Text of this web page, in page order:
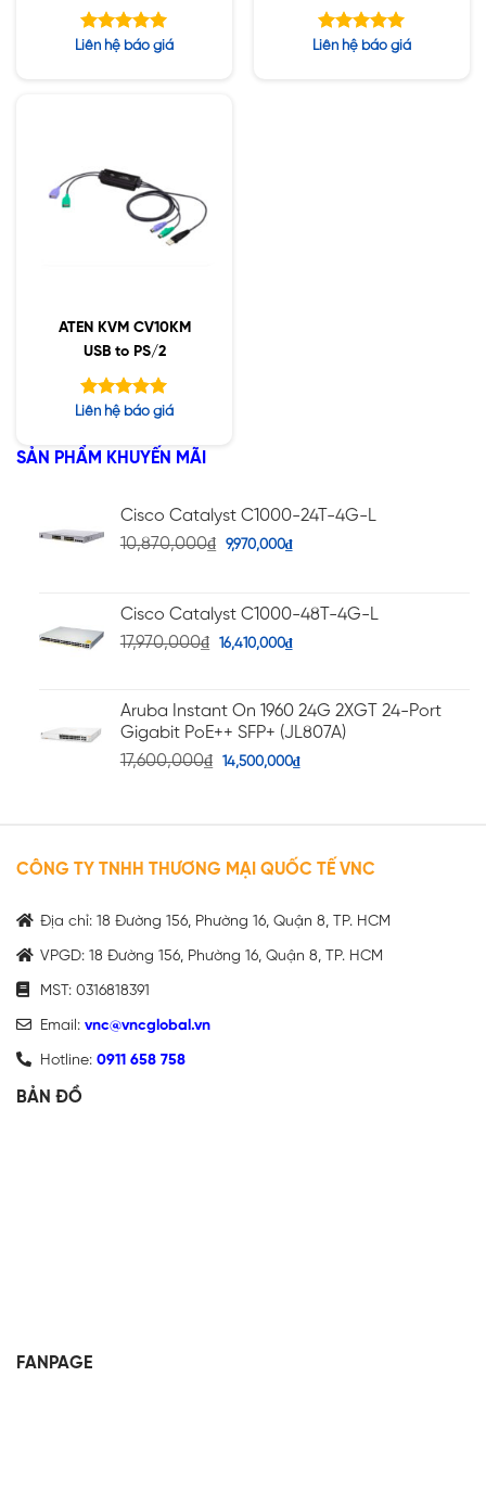
Media
Được xếp
Liên hệ báo giá
Fiber SFP+ Module
Được xếp
Liên hệ báo giá
ATEN KVM CV10KM
USB to PS/2
Được xếp
5 sao
Liên hệ báo giá
SẢN PHẨM KHUYẾN MÃI
Cisco Catalyst C1000-24T-4G-L
10,870,000₫ 9,970,000₫
Cisco Catalyst C1000-48T-4G-L
17,970,000₫ 16,410,000₫
Aruba Instant On 1960 24G 2XGT 24-Port
Gigabit PoE++ SFP+ (JL807A)
17,600,000₫ 14,500,000₫
CÔNG TY TNHH THƯƠNG MẠI QUỐC TẾ VNC
Địa chỉ: 18 Đường 156, Phường 16, Quận 8, TP. HCM
VPGD: 18 Đường 156, Phường 16, Quận 8, TP. HCM
MST: 0316818391
Email: vnc@vncglobal.vn
Hotline: 0911 658 758
BẢN ĐỒ
FANPAGE